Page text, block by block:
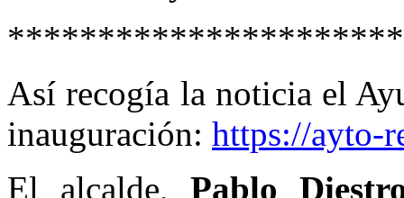
Así recogía la noticia el
inauguración: https://ayto-
El alcalde, Pablo